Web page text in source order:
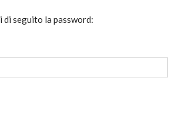
seguito la password: